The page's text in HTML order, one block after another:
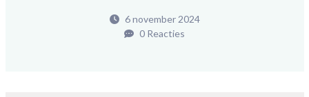
6 november 2024
0 Reacties